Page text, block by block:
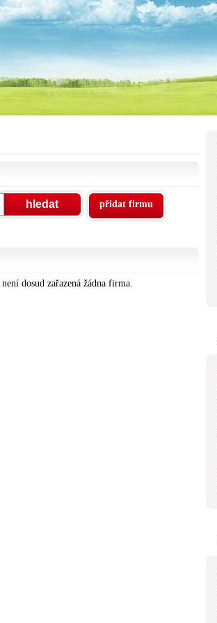
přidat firmu
není dosud zařazená žádna firma.